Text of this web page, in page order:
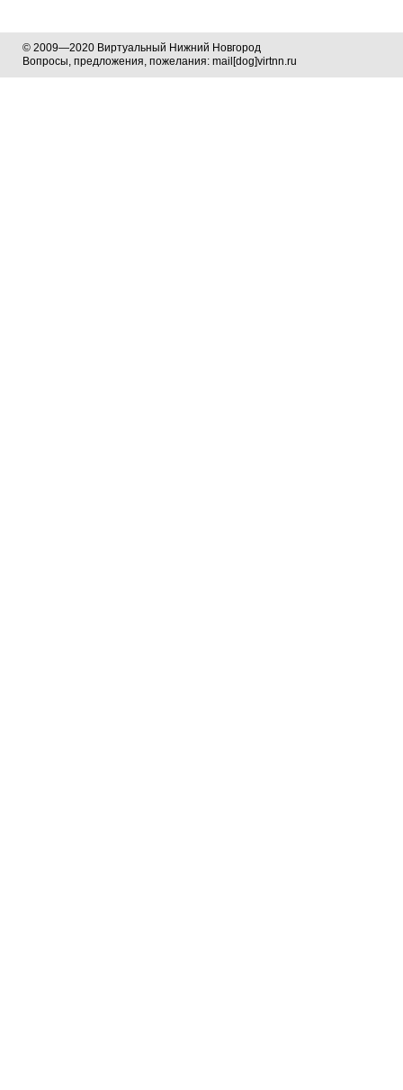
© 2009—2020 Виртуальный Нижний Новгород
Вопросы, предложения, пожелания: mail[dog]virtnn.ru